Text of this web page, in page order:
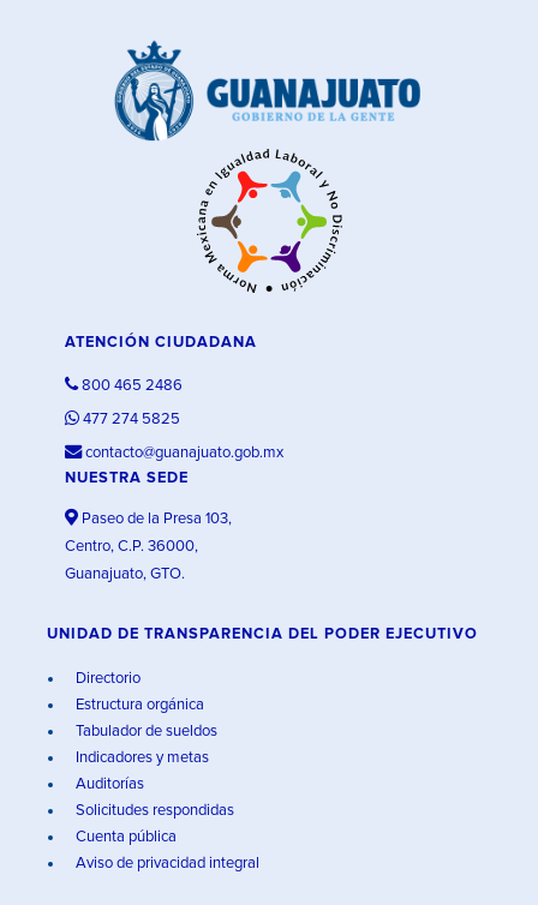
ATENCIÓN CIUDADANA
800 465 2486
477 274 5825
contacto@guanajuato.gob.mx
NUESTRA SEDE
Paseo de la Presa 103,
Centro, C.P. 36000,
Guanajuato, GTO.
UNIDAD DE TRANSPARENCIA DEL PODER EJECUTIVO
Directorio
Estructura orgánica
Tabulador de sueldos
Indicadores y metas
Auditorías
Solicitudes respondidas
Cuenta pública
Aviso de privacidad integral